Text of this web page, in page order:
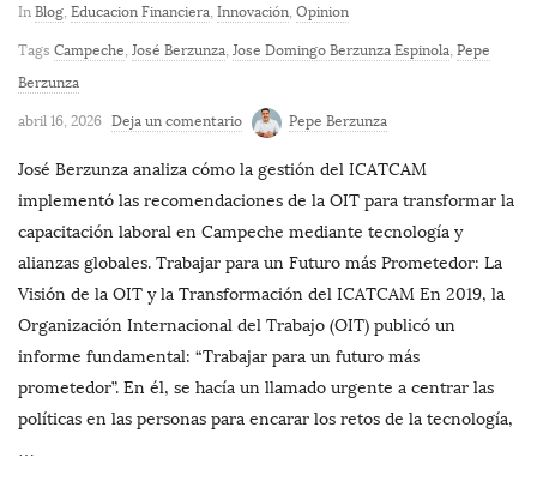
In Blog, Educacion Financiera, Innovación, Opinion
Tags Campeche, José Berzunza, Jose Domingo Berzunza Espinola, Pepe
Berzunza
abril 16, 2026 Deja un comentario Pepe Berzunza
José Berzunza analiza cómo la gestión del ICATCAM
implementó las recomendaciones de la OIT para transformar la
capacitación laboral en Campeche mediante tecnología y
alianzas globales. Trabajar para un Futuro más Prometedor: La
Visión de la OIT y la Transformación del ICATCAM En 2019, la
Organización Internacional del Trabajo (OIT) publicó un
informe fundamental: “Trabajar para un futuro más
prometedor”. En él, se hacía un llamado urgente a centrar las
políticas en las personas para encarar los retos de la tecnología,
…